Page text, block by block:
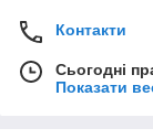
Контакти
Сьогодні
Показати